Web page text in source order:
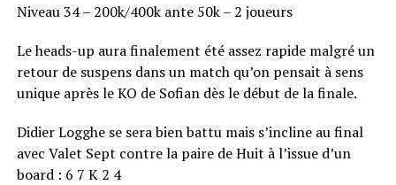
Niveau 34 – 200k/400k ante 50k – 2 joueurs
Le heads-up aura finalement été assez rapide malgré un
retour de suspens dans un match qu’on pensait à sens
unique après le KO de Sofian dès le début de la finale.
Didier Logghe se sera bien battu mais s’incline au final
avec Valet Sept contre la paire de Huit à l’issue d’un
board : 6 7 K 2 4